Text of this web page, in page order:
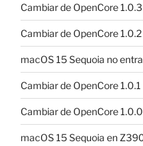
Cambiar de OpenCore
Cambiar de OpenCore
macOS 15 Sequoia no
Cambiar de OpenCore 1.0.1
Cambiar de OpenCore 1.0.0
macOS 15 Sequoia en